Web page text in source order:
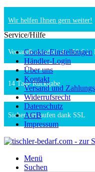
Wir helfen Ihnen gern weiter!
Versandkostenfrei ab 150 € in
14 Tage Rückgabe
Sicher einkaufen dank SSL
Service/Hilfe
Cookie-Einstellungen
Händler-Login
Über uns
Kontakt
Versand und
Widerrufsrecht
Datenschutz
AGB
Impressum
Menü
Suchen